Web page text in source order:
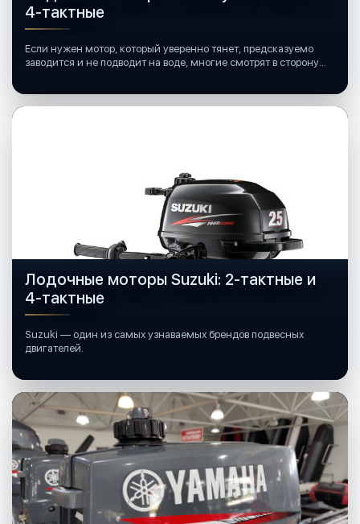
4-тактные
Если нужен мотор, который уверенно тянет, предсказуемо
заводится и не подводит на воде, многие смотрят в сторону
Лодочные моторы Suzuki: 2-тактные и
4-тактные
Suzuki — один из самых узнаваемых брендов подвесных
двигателей.